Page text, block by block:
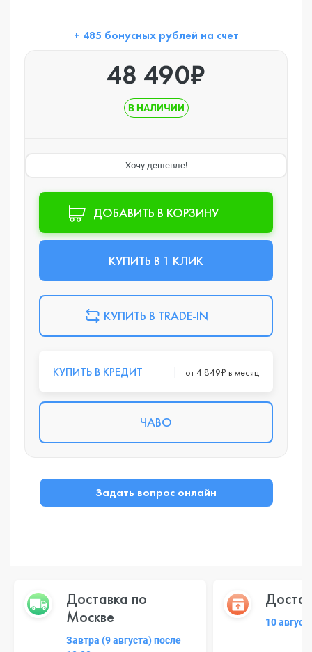
+ 485 бонусных рублей на счет
48 490₽
В НАЛИЧИИ
Хочу дешевле!
ДОБАВИТЬ В КОРЗИНУ
КУПИТЬ В 1 КЛИК
КУПИТЬ В TRADE-IN
КУПИТЬ В КРЕДИТ от 4 849₽ в месяц
ЧАВО
Задать вопрос онлайн
Доставка по
Москве
Завтра (9 августа) после
10